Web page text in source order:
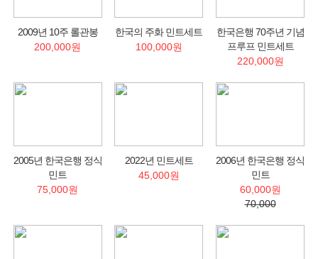
2009년 10주 롤관봉
200,000원
한국의 주화 민트세트
100,000원
한국은행 70주년 기념
프루프 민트세트
220,000원
2005년 한국은행 정식
민트
75,000원
2022년 민트세트
45,000원
2006년 한국은행 정식
민트
60,000원
70,000